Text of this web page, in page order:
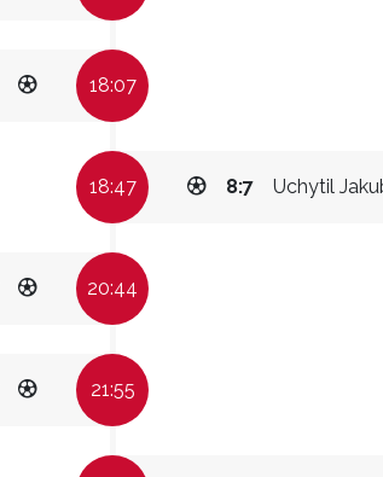
18:07
18:47 Uchytil
8:7
20:44
21:55